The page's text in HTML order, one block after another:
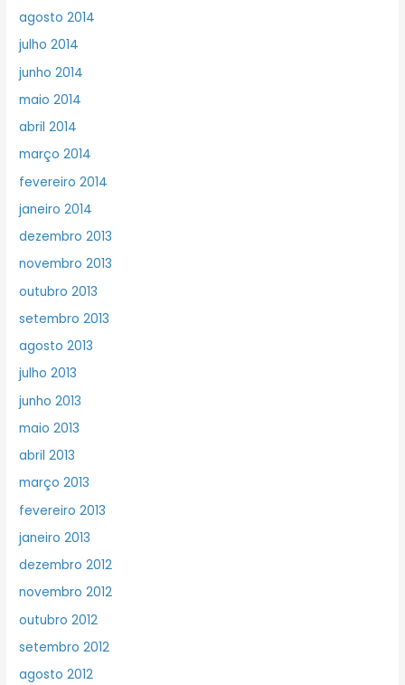
agosto 2014
julho 2014
junho 2014
maio 2014
abril 2014
março 2014
fevereiro 2014
janeiro 2014
dezembro 2013
novembro 2013
outubro 2013
setembro 2013
agosto 2013
julho 2013
junho 2013
maio 2013
abril 2013
março 2013
fevereiro 2013
janeiro 2013
dezembro 2012
novembro 2012
outubro 2012
setembro 2012
agosto 2012